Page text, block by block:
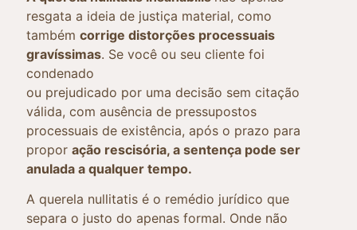
resgata a ideia de justiça material, como
também corrige distorções processuais
gravíssimas. Se você ou seu cliente foi
condenado
ou prejudicado por uma decisão sem citação
válida, com ausência de pressupostos
processuais de existência, após o prazo para
propor ação rescisória, a sentença pode ser
anulada a qualquer tempo.
A querela nullitatis é o remédio jurídico que
separa o justo do apenas formal. Onde não